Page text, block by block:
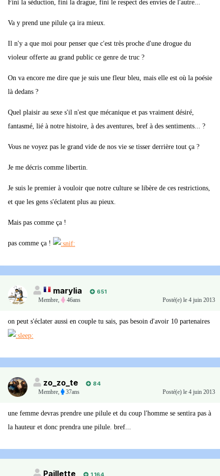
Fini la séduction, fini la drague, fini le respect des envies de l'autre...
Va y prend une pilule ça ira mieux.
Il n'y a que moi pour penser que c'est très proche d'une drogue du
violeur offerte au grand public ce genre de truc ?
On va encore me dire que je suis une fleur bleu, mais elle est où la poésie
là dedans ?
Quel plaisir au sexe s'il n'est que mécanique et pas vraiment désiré,
fantasmé, lié à notre histoire, à des aventures, bref à des sentiments... ?
Vous ne voyez pas le grand vide de nos vie se tisser derrière tout ça ?
Je me décris comme libertin.
Je suis le premier à vouloir que notre culture se libère de ces restrictions,
et que les gens s'éclatent plus au pieux.
Mais pas comme ça !
pas comme ça !
marylia
651
Membre, 46ans Posté(e) le 4 juin 2013
on peut s'éclater aussi en couple tu sais, pas besoin d'avoir 10 partenaires
zo_zo_te
84
Membre, 37ans Posté(e) le 4 juin 2013
une femme devras prendre une pilule et du coup l'homme se sentira pas à
la hauteur et donc prendra une pilule. bref...
Paillette